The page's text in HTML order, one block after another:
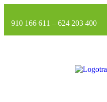
910 166 611 – 624 203 400